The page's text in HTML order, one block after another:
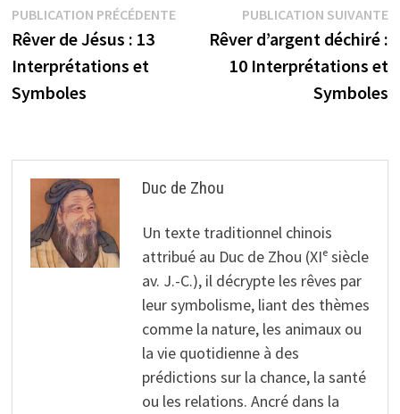
Navigation
de
l’article
PUBLICATION PRÉCÉDENTEPublication
précédente :
Rêver de Jésus : 13
Interprétations et
Symboles
PUBLICATION SUIVANTE
Rêver d’argent déchiré :
10 Interprétations et
Symboles
Duc de Zhou
Un texte traditionnel chinois
attribué au Duc de Zhou (XIᵉ siècle
av. J.-C.), il décrypte les rêves par
leur symbolisme, liant des thèmes
comme la nature, les animaux ou
la vie quotidienne à des
prédictions sur la chance, la santé
ou les relations. Ancré dans la